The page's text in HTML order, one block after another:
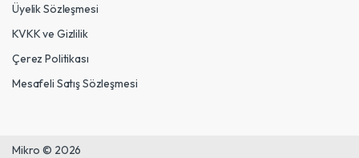
Üyelik Sözleşmesi
KVKK ve Gizlilik
Çerez Politikası
Mesafeli Satış Sözleşmesi
Mikro © 2026